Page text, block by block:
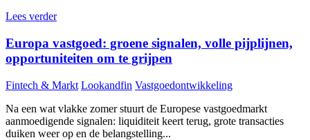
Lees verder
Europa vastgoed: groene signalen, volle pijplijnen,
opportuniteiten om te grijpen
Fintech & Markt Lookandfin Vastgoedontwikkeling
Na een wat vlakke zomer stuurt de Europese vastgoedmarkt
aanmoedigende signalen: liquiditeit keert terug, grote transacties
duiken weer op en de belangstelling...